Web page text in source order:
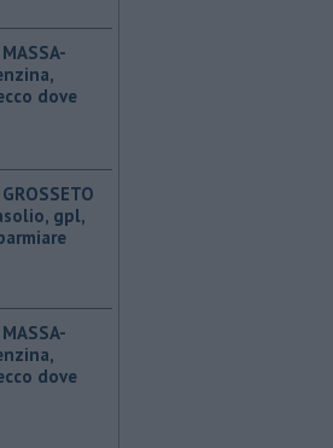
dove
gpl,
dove